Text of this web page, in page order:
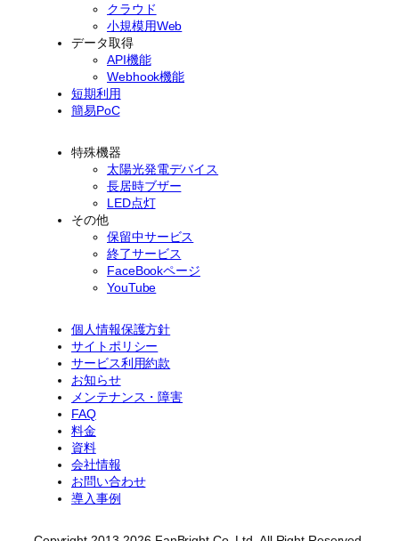
クラウド
小規模用Web
データ取得
API機能
Webhook機能
短期利用
簡易PoC
特殊機器
太陽光発電デバイス
長居時ブザー
LED点灯
その他
保留中サービス
終了サービス
FaceBookページ
YouTube
個人情報保護方針
サイトポリシー
サービス利用約款
お知らせ
メンテナンス・障害
FAQ
料金
資料
会社情報
お問い合わせ
導入事例